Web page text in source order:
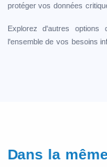
protéger vos données
Explorez d'autres
l'ensemble de vos besoins
Dans la